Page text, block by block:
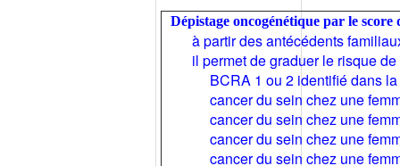
DERMITE PERIORALE
DERMITE SEBORRHEIQUE
DERMITE SEBORRHEIQUE DU
BACTERIENNE NECROSANTE
Dépistage oncogénétique par le
à partir des antécédents
il permet de graduer le risque de
BCRA 1 ou 2 identifié dans la
cancer du sein chez une
cancer du sein chez une
cancer du sein chez une
cancer du sein chez une